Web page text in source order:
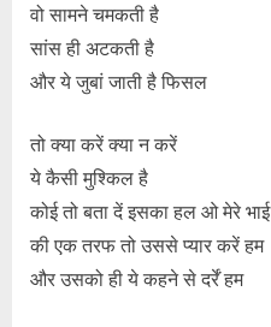
वो सामने चमकती है
सांस ही अटकती है
और ये जुबां जाती है फिसल
तो क्या करें क्या न करें
ये कैसी मुश्किल है
कोई तो बता दें इसका हल ओ मेरे भाई
की एक तरफ तो उससे प्यार करें हम
और उसको ही ये कहने से दर्रें हम